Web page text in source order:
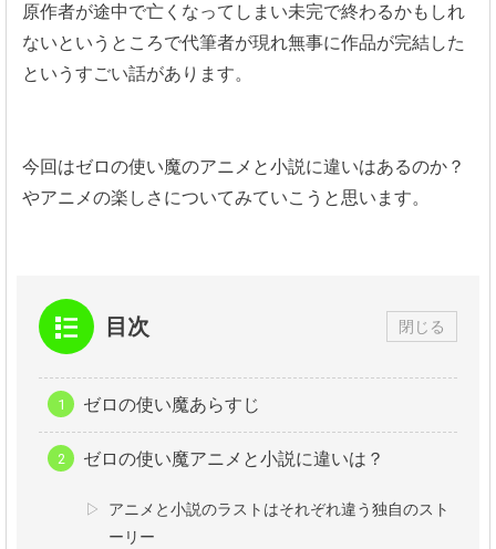
原作者が途中で亡くなってしまい未完で終わるかもしれ
ないというところで代筆者が現れ無事に作品が完結した
というすごい話があります。
今回はゼロの使い魔のアニメと小説に違いはあるのか？
やアニメの楽しさについてみていこうと思います。
目次 閉じる
ゼロの使い魔あらすじ
ゼロの使い魔アニメと小説に違いは？
アニメと小説のラストはそれぞれ違う独自のスト
ーリー